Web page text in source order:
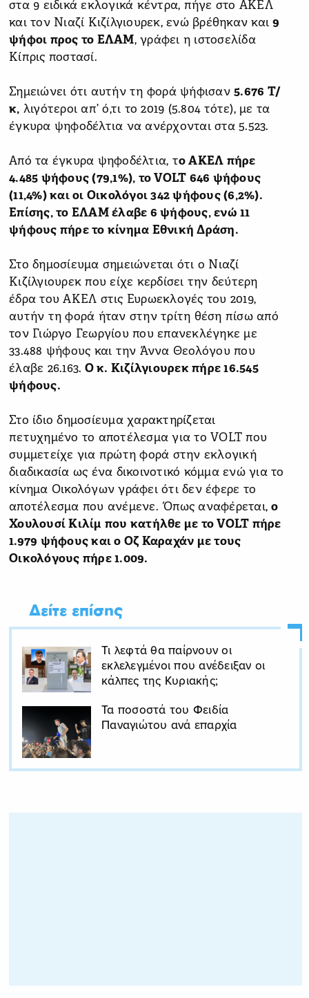
στα 9 ειδικά εκλογικά κέντρα, πήγε στο ΑΚΕΛ
και τον Νιαζί Κιζίλγιουρεκ, ενώ βρέθηκαν και9
ψήφοι προς το ΕΛΑΜ, γράφει η ιστοσελίδα
Κίπρις ποστασί.
Σημειώνει ότι αυτήν τη φορά ψήφισαν 5.676 Τ/
κ, λιγότεροι απ’ ό,τι το 2019 (5.804 τότε), με τα
έγκυρα ψηφοδέλτια να ανέρχονται στα 5.523.
Από τα έγκυρα ψηφοδέλτια, το ΑΚΕΛ πήρε
4.485 ψήφους (79,1%), το VOLT 646 ψήφους
(11,4%) και οι Οικολόγοι 342 ψήφους (6,2%).
Επίσης, το ΕΛΑΜ έλαβε 6 ψήφους, ενώ 11
ψήφους πήρε το κίνημα Εθνική Δράση.
Στο δημοσίευμα σημειώνεται ότι ο Νιαζί
Κιζίλγιουρεκ που είχε κερδίσει την δεύτερη
έδρα του ΑΚΕΛ στις Ευρωεκλογές του 2019,
αυτήν τη φορά ήταν στην τρίτη θέση πίσω από
τον Γιώργο Γεωργίου που επανεκλέγηκε με
33.488 ψήφους και την Άννα Θεολόγου που
έλαβε 26.163. Ο κ. Κιζίλγιουρεκ πήρε 16.545
ψήφους.
Στο ίδιο δημοσίευμα χαρακτηρίζεται
πετυχημένο το αποτέλεσμα για το VOLT που
συμμετείχε για πρώτη φορά στην εκλογική
διαδικασία ως ένα δικοινοτικό κόμμα ενώ για το
κίνημα Οικολόγων γράφει ότι δεν έφερε το
αποτέλεσμα που ανέμενε. Όπως αναφέρεται,ο
Χουλουσί Κιλίμ που κατήλθε με το VOLT πήρε
1.979 ψήφους και ο Οζ Καραχάν με τους
Οικολόγους πήρε 1.009.
Δείτε επίσης
Τι λεφτά θα παίρνουν οι
εκλελεγμένοι που ανέδειξαν οι
κάλπες της Κυριακής;
Τα ποσοστά του Φειδία
Παναγιώτου ανά επαρχία